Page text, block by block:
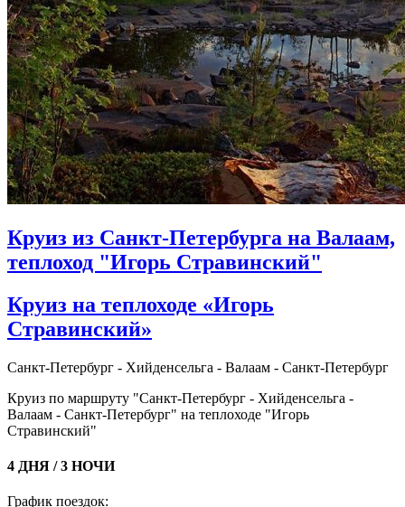
Круиз из Санкт-Петербурга на Валаам,
теплоход "Игорь Стравинский"
Круиз на теплоходе «Игорь
Стравинский»
Санкт-Петербург - Хийденсельга - Валаам - Санкт-Петербург
Круиз по маршруту "Санкт-Петербург - Хийденсельга -
Валаам - Санкт-Петербург" на теплоходе "Игорь
Стравинский"
4 ДНЯ / 3 НОЧИ
График поездок: